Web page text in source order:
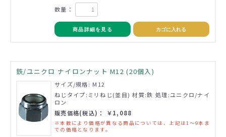
数量：
商品詳細を見る カゴに入れる
鉄/ユニクロ ナイロンナット M12 (20個入)
サイズ/規格: M12
ねじタイプ:ミリねじ(並目) 材質:鉄 処理:ユニクロ/ナイ
ロン
販売価格(税込)： ￥1,088
※本数により価格が異なる商品については、上記は1～9本ま
での価格となります。